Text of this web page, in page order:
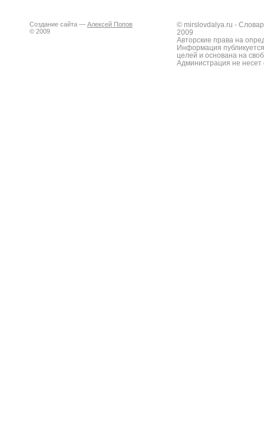
Создание сайта — Алексей Попов
© 2009
© mirslovdalya.ru -
2009
Авторские права на
Информация
целей и основана на
Администрация не несет